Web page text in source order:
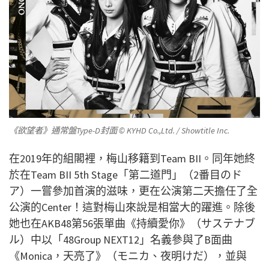
《欲望者》通常盤Type-D封面 © KYHD Co.,Ltd. / Showtitle Inc.
在2019年的組閣裡，梅山移籍到Team BII。同年她終
於在Team BII 5th Stage「第二道門」（2番目のド
ア）一嘗參加首演的滋味，更在公演第二天擔任了全
公演的Center！這對梅山來說是相當大的躍進。除後
她也在AKB48第56張單曲《持續愛你》（サステナブ
ル）中以「48Group NEXT12」名義參與了B面曲
《Monica，天亮了》（モニカ、夜明けだ），並與